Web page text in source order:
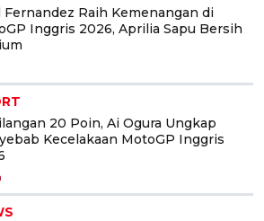
Fernandez Raih Kemenangan di
Inggris 2026, Aprilia Sapu Bersih
20 Poin, Ai Ogura Ungkap
Kecelakaan MotoGP Inggris